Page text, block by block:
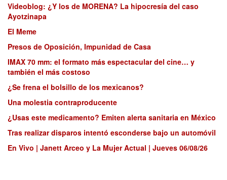
Videoblog: ¿Y los de MORENA? La hipocresía del caso
Ayotzinapa
El Meme
Presos de Oposición, Impunidad de Casa
IMAX 70 mm: el formato más espectacular del cine… y
también el más costoso
¿Se frena el bolsillo de los mexicanos?
Una molestia contraproducente
¿Usas este medicamento? Emiten alerta sanitaria en México
Tras realizar disparos intentó esconderse bajo un automóvil
En Vivo | Janett Arceo y La Mujer Actual | Jueves 06/08/26